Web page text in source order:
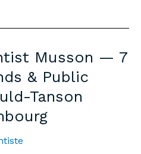
Musson — 7
& Public
Tanson